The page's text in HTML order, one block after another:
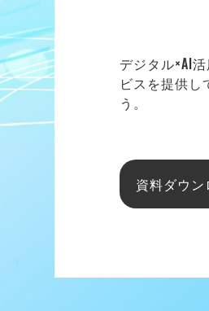
デジタル×AI
ビスを提供し
う。
資料ダウン